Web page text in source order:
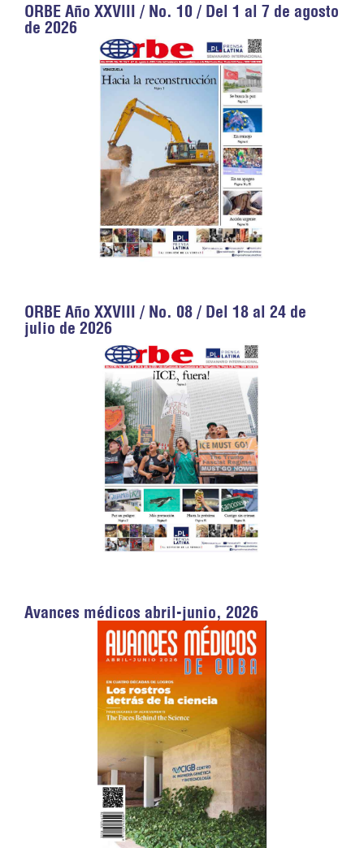
ORBE Año XXVIII / No. 10 / Del 1 al 7 de agosto
de 2026
ORBE Año XXVIII / No. 08 / Del 18 al 24 de
julio de 2026
Avances médicos abril-junio, 2026